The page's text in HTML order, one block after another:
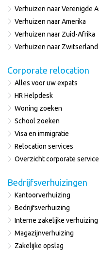
Verhuizen naar Verenigde
Verhuizen naar Amerika
Verhuizen naar Zuid-Afrika
Verhuizen naar Zwitserland
Corporate relocation
Alles voor uw expats
HR Helpdesk
Woning zoeken
School zoeken
Visa en immigratie
Relocation services
Overzicht corporate
Bedrijfsverhuizingen
Kantoorverhuizing
Bedrijfsverhuizing
Interne zakelijke verhuizing
Magazijnverhuizing
Zakelijke opslag